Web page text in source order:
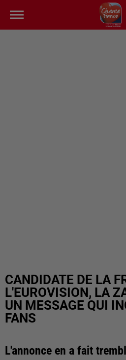
CANDIDATE DE LA
L'EUROVISION, LA
UN MESSAGE QUI
FANS
L'annonce en a fait